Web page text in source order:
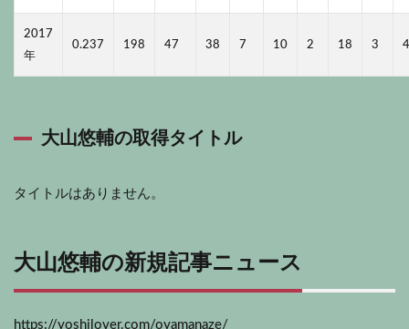
2017
年
0.237 198 47 38 7 10 2 18 3
大山悠輔の取得タイトル
タイトルはありません。
大山悠輔の新規記事ニュース
https://yoshilover.com/oyamanaze/